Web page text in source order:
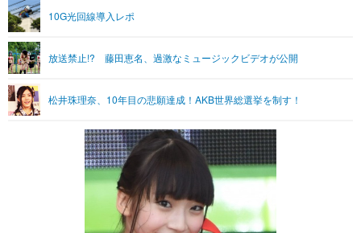
グラビア ブログ
ショッピング その他
ライフTOP
リリース一覧
プッシュ通知の停止方法
10G光回線導入レポ
放送禁止!? 藤田恵名、過激なミュージックビデオが公開
松井珠理奈、10年目の悲願達成！AKB世界総選挙を制す！